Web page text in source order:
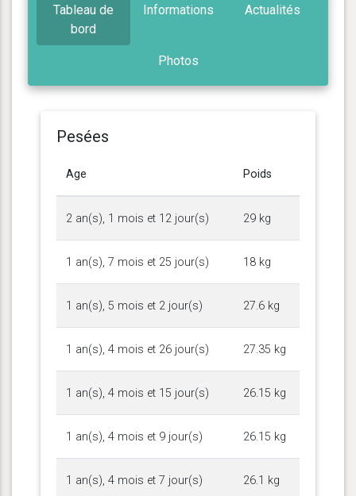
Tableau de
bord
Informations Actualités
Photos
Pesées
Age Poids
2 an(s), 1 mois et 12 jour(s) 29 kg
1 an(s), 7 mois et 25 jour(s) 18 kg
1 an(s), 5 mois et 2 jour(s) 27.6 kg
1 an(s), 4 mois et 26 jour(s) 27.35 kg
1 an(s), 4 mois et 15 jour(s) 26.15 kg
1 an(s), 4 mois et 9 jour(s) 26.15 kg
1 an(s), 4 mois et 7 jour(s) 26.1 kg